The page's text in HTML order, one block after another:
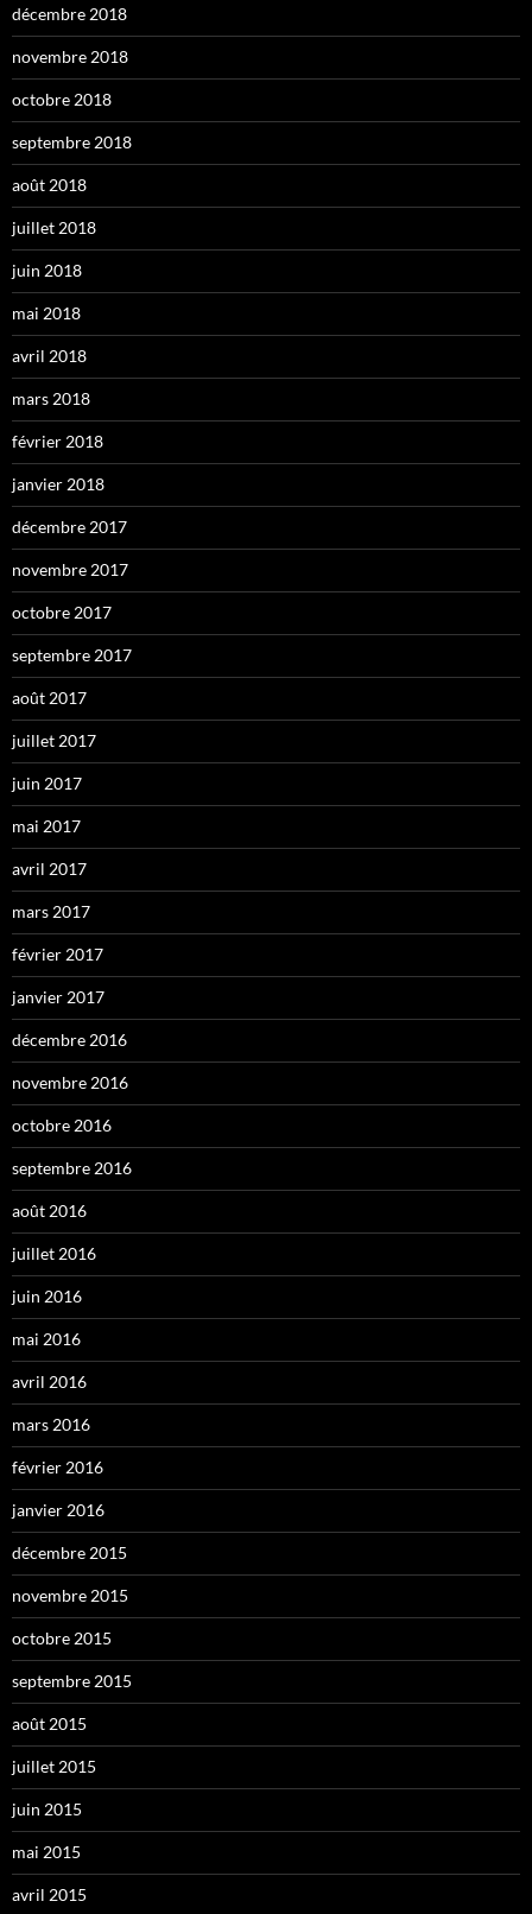
décembre 2018
novembre 2018
octobre 2018
septembre 2018
août 2018
juillet 2018
juin 2018
mai 2018
avril 2018
mars 2018
février 2018
janvier 2018
décembre 2017
novembre 2017
octobre 2017
septembre 2017
août 2017
juillet 2017
juin 2017
mai 2017
avril 2017
mars 2017
février 2017
janvier 2017
décembre 2016
novembre 2016
octobre 2016
septembre 2016
août 2016
juillet 2016
juin 2016
mai 2016
avril 2016
mars 2016
février 2016
janvier 2016
décembre 2015
novembre 2015
octobre 2015
septembre 2015
août 2015
juillet 2015
juin 2015
mai 2015
avril 2015